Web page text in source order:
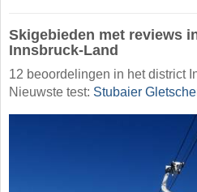
Skigebieden met reviews
Innsbruck-Land
12 beoordelingen in het district
Nieuwste test: Stubaier